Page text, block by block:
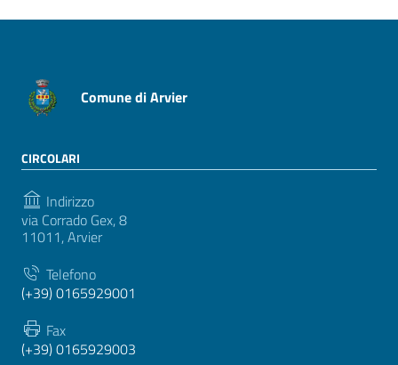
Comune di Arvier
CIRCOLARI
Indirizzo
via Corrado Gex, 8
11011, Arvier
Telefono
(+39) 0165929001
Fax
(+39) 0165929003